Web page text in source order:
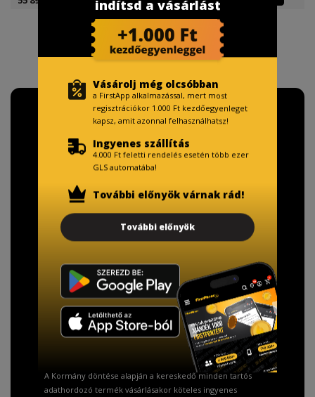
TISZTELT VÁSÁRLÓNK!
Fizetésnél kérje az ingyenes adattörlő kódot
adatainak biztonsága érdekében!
A Kormány döntése alapján a kereskedő minden tartós
adathordozó termék vásárlásakor köteles ingyenes
indítsd a vásárlást
Vásárolj még olcsóbban
a FirstApp alkalmazással, mert most
regisztrációkor 1.000 Ft kezdőegyenleget
kapsz, amit azonnal felhasználhatsz!
Ingyenes szállítás
4.000 Ft feletti rendelés esetén több ezer
GLS automatába!
További előnyök várnak rád!
További előnyök